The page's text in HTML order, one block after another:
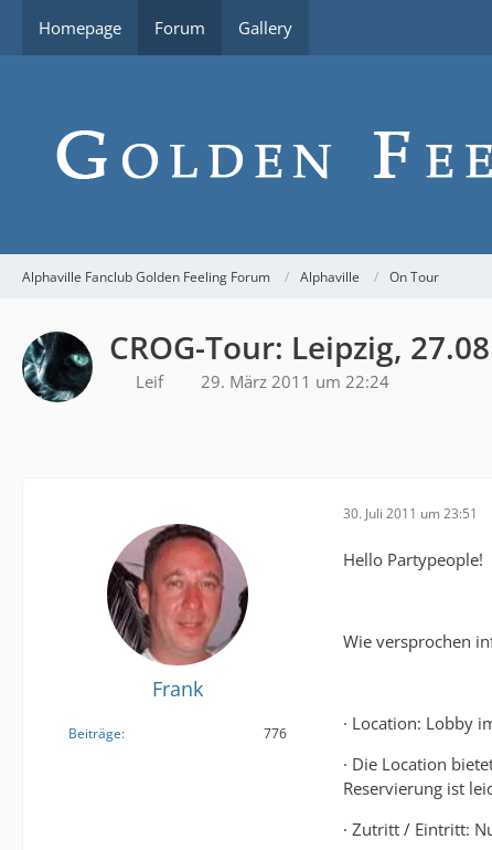
Homepage Forum Gallery
Alphaville Fanclub Golden Feeling Forum Alphaville On Tour
CROG-Tour: Leipzig,
Leif 29. März 2011 um 22:24
Frank
Beiträge 776
30. Juli 2011 um 23:51
Hello Partypeople!
Wie versprochen
· Location: Lobby
· Die Location
Reservierung ist
· Zutritt / Eintritt: